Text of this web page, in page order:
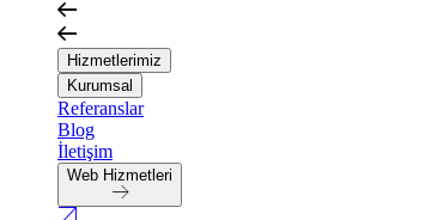
Hizmetlerimiz
Kurumsal
Referanslar
Blog
İletişim
Web Hizmetleri